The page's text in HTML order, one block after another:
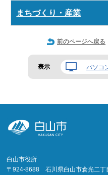
まちづくり・産業
前のページへ戻る
表示 パソコ
白山市役所
〒924-8688 石川県白山市倉光二丁